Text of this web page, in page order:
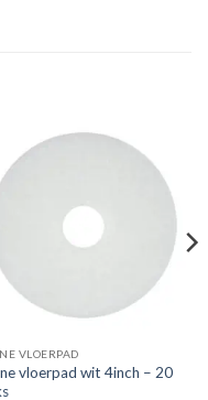
VLOERPAD
vloerpad wit 4inch – 20